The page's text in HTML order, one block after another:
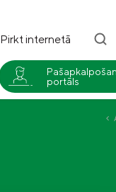
Pirkt internetā
portāls